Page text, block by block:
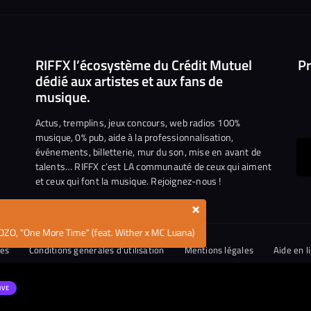
RIFFX l’écosystème du Crédit Mutuel
dédié aux artistes et aux fans de
musique.
Actus, tremplins, jeux concours, web radios 100%
musique, 0% pub, aide à la professionnalisation,
événements, billetterie, mur du son, mise en avant de
talents… RIFFX c’est LA communauté de ceux qui aiment
et ceux qui font la musique. Rejoignez-nous !
Conditions générales d’utilisation Mentions légales Aide en
×
"One More Time" (feat. Wither x MC Luana)